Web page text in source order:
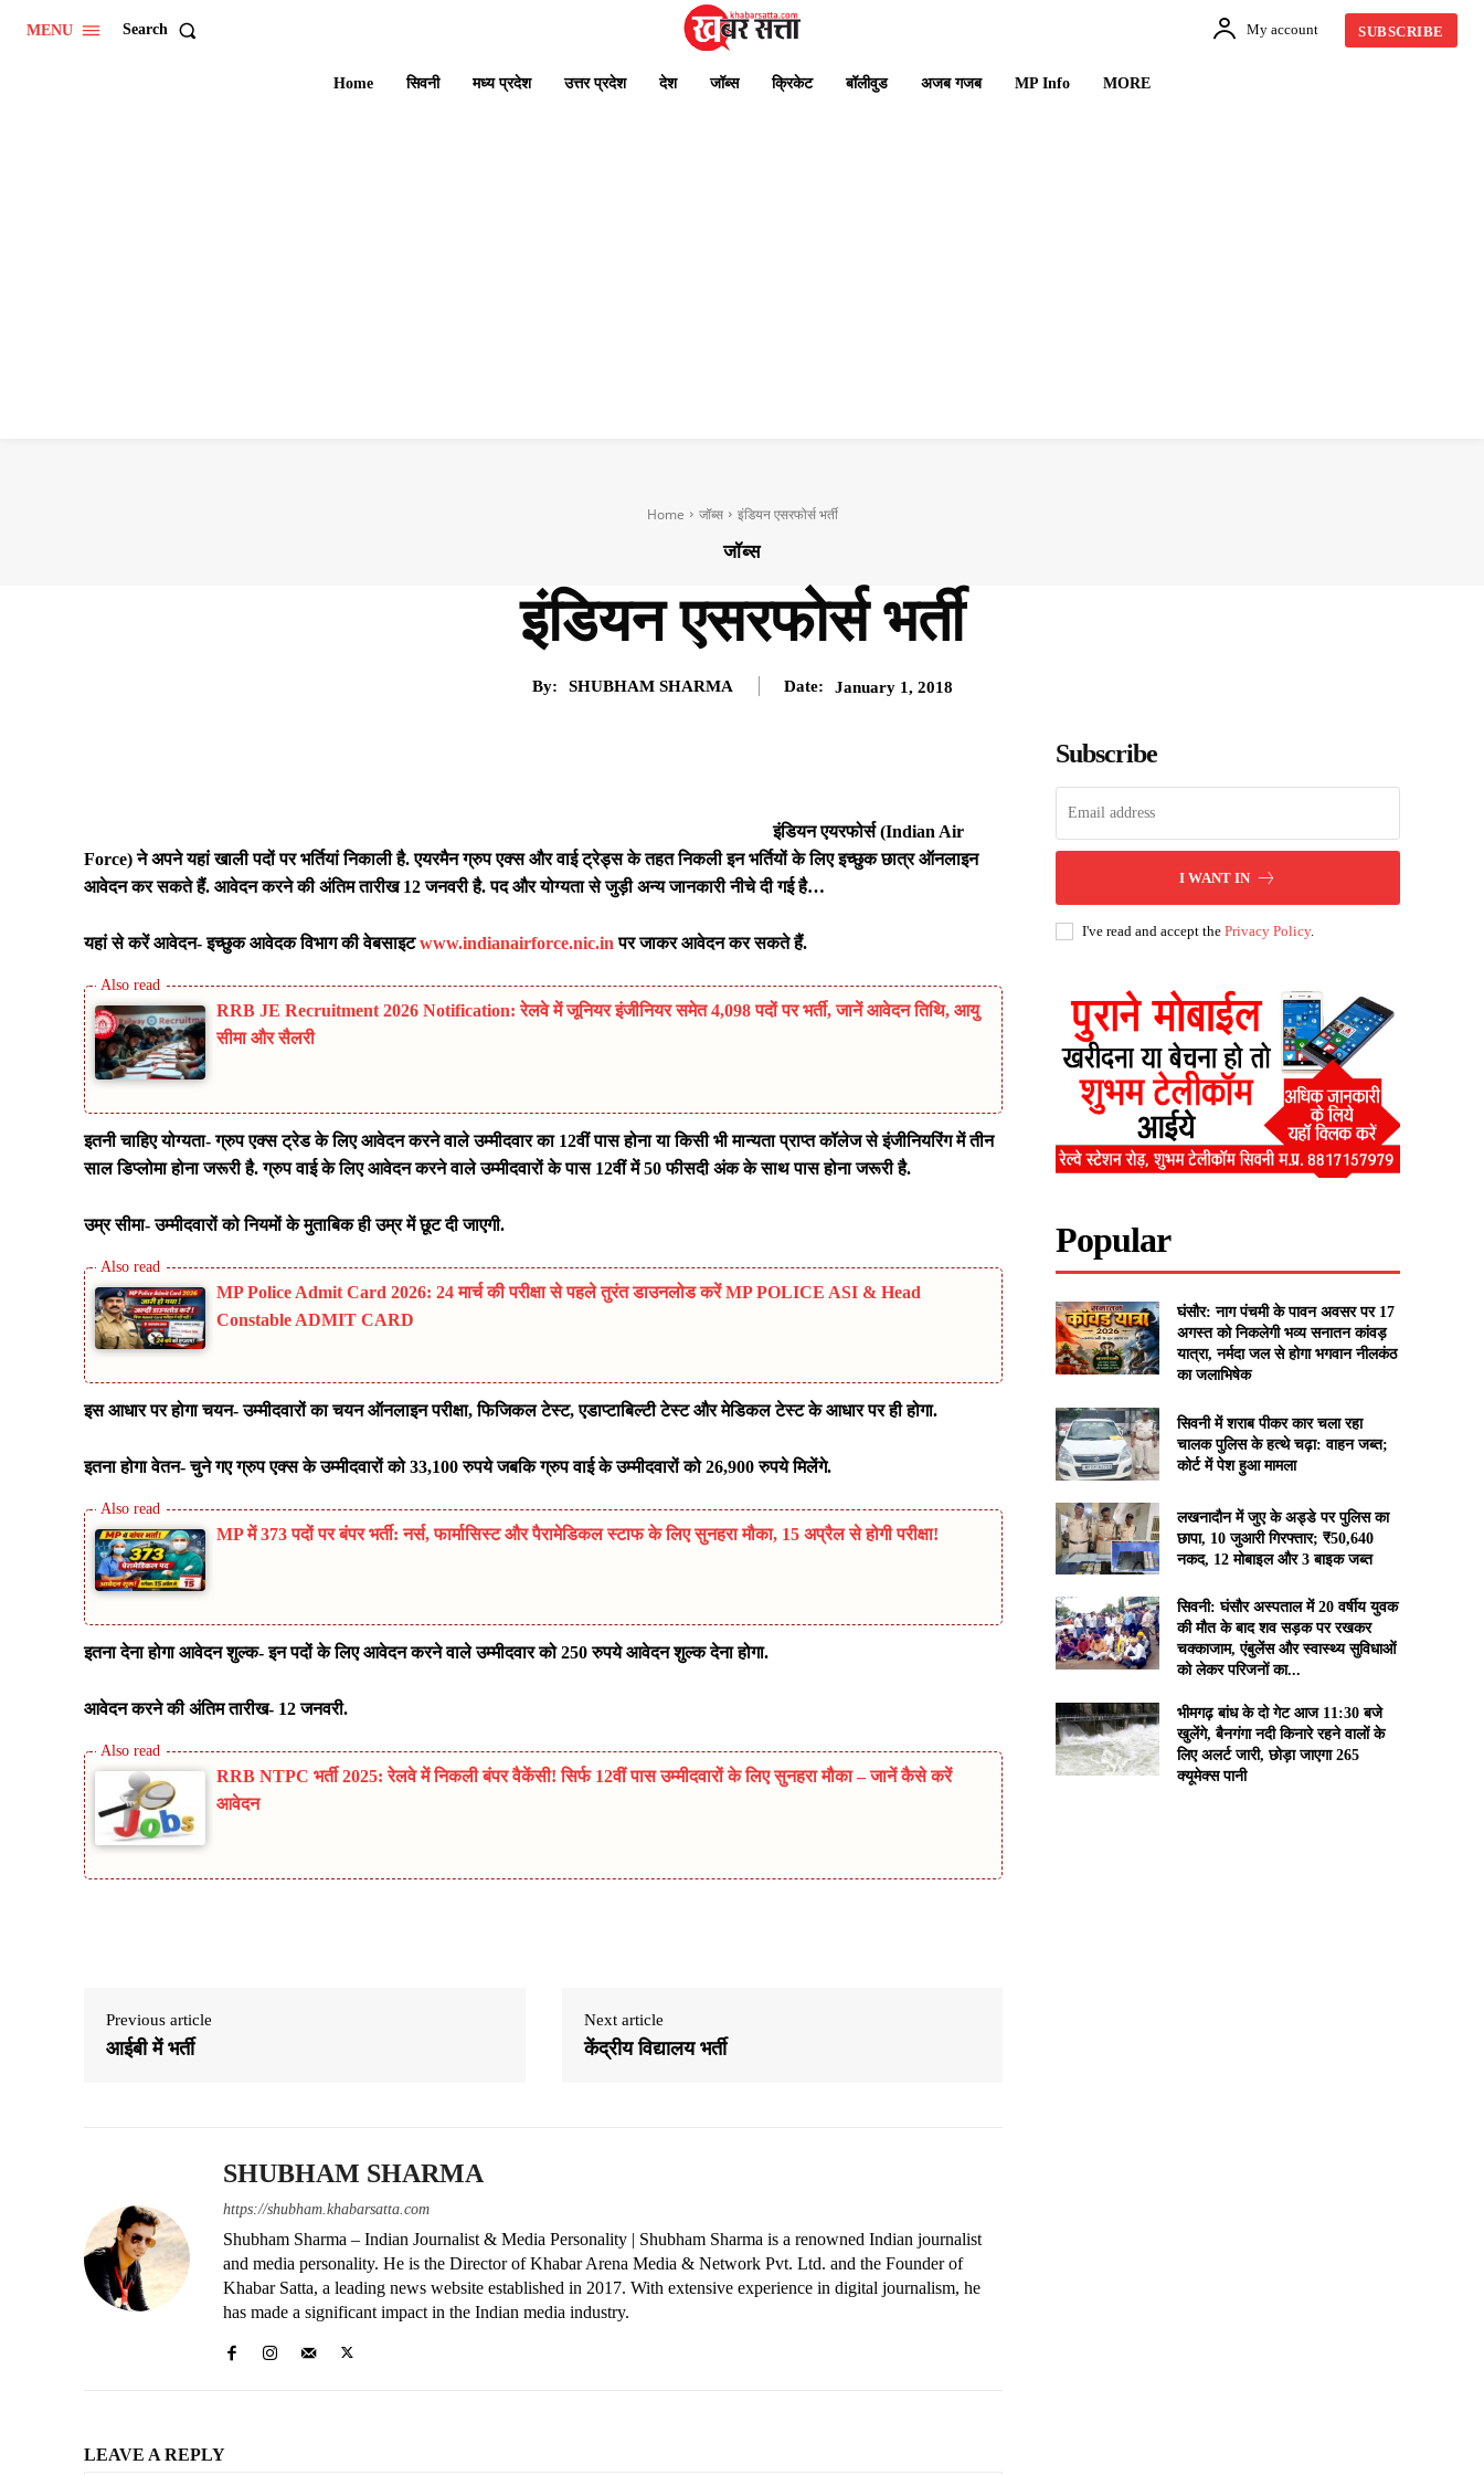
MENU Search My account SUBSCRIBE
Home सिवनी मध्य प्रदेश उत्तर प्रदेश देश जॉब्स क्रिकेट बॉलीवुड अजब गजब MP Info MORE
Home जॉब्स इंडियन एसरफोर्स भर्ती
जॉब्स
इंडियन एसरफोर्स भर्ती
By: SHUBHAM SHARMA Date: January 1, 2018
इंडियन एयरफोर्स (Indian Air
Force)ने अपने यहां खाली पदों पर भर्तियां निकाली है. एयरमैन ग्रुप एक्स और वाई ट्रेड्स के तहत निकली इन भर्तियों के लिए इच्छुक छात्र ऑनलाइन
आवेदन कर सकते हैं. आवेदन करने की अंतिम तारीख 12 जनवरी है. पद और योग्यता से जुड़ी अन्य जानकारी नीचे दी गई है…
यहां से करें आवेदन- इच्छुक आवेदक विभाग की वेबसाइटwww.indianairforce.nic.in पर जाकर आवेदन कर सकते हैं.
RRB JE Recruitment 2026 Notification: रेलवे में जूनियर इंजीनियर समेत 4,098 पदों पर भर्ती, जानें आवेदन तिथि, आयु
सीमा और सैलरी
इतनी चाहिए योग्यता- ग्रुप एक्स ट्रेड के लिए आवेदन करने वाले उम्मीदवार का 12वीं पास होना या किसी भी मान्यता प्राप्त कॉलेज से इंजीनियरिंग में तीन
साल डिप्लोमा होना जरूरी है. ग्रुप वाई के लिए आवेदन करने वाले उम्मीदवारों के पास 12वीं में 50 फीसदी अंक के साथ पास होना जरूरी है.
उम्र सीमा- उम्मीदवारों को नियमों के मुताबिक ही उम्र में छूट दी जाएगी.
MP Police Admit Card 2026: 24 मार्च की परीक्षा से पहले तुरंत डाउनलोड करें MP POLICE ASI & Head
Constable ADMIT CARD
इस आधार पर होगा चयन- उम्मीदवारों का चयन ऑनलाइन परीक्षा,फिजिकल टेस्ट,एडाप्टाबिल्टी टेस्ट और मेडिकल टेस्ट के आधार पर ही होगा.
इतना होगा वेतन- चुने गए ग्रुप एक्स के उम्मीदवारों को 33,100 रुपये जबकि ग्रुप वाई के उम्मीदवारों को 26,900 रुपये मिलेंगे.
MP में 373 पदों पर बंपर भर्ती: नर्स, फार्मासिस्ट और पैरामेडिकल स्टाफ के लिए सुनहरा मौका, 15 अप्रैल से होगी परीक्षा!
इतना देना होगा आवेदन शुल्क- इन पदों के लिए आवेदन करने वाले उम्मीदवार को 250 रुपये आवेदन शुल्क देना होगा.
आवेदन करने की अंतिम तारीख- 12 जनवरी.
RRB NTPC भर्ती 2025: रेलवे में निकली बंपर वैकेंसी! सिर्फ 12वीं पास उम्मीदवारों के लिए सुनहरा मौका – जानें कैसे करें
आवेदन
Previous article
आईबी में भर्ती
Next article
केंद्रीय विद्यालय भर्ती
SHUBHAM SHARMA
https://shubham.khabarsatta.com
Shubham Sharma – Indian Journalist & Media Personality | Shubham Sharma is a renowned Indian journalist
and media personality. He is the Director of Khabar Arena Media & Network Pvt. Ltd. and the Founder of
Khabar Satta, a leading news website established in 2017. With extensive experience in digital journalism, he
has made a significant impact in the Indian media industry.
LEAVE A REPLY
Subscribe
I WANT IN
I've read and accept thePrivacy Policy.
Popular
घंसौर: नाग पंचमी के पावन अवसर पर 17
अगस्त को निकलेगी भव्य सनातन कांवड़
यात्रा, नर्मदा जल से होगा भगवान नीलकंठ
का जलाभिषेक
सिवनी में शराब पीकर कार चला रहा
चालक पुलिस के हत्थे चढ़ा: वाहन जब्त;
कोर्ट में पेश हुआ मामला
लखनादौन में जुए के अड्डे पर पुलिस का
छापा, 10 जुआरी गिरफ्तार; ₹50,640
नकद, 12 मोबाइल और 3 बाइक जब्त
सिवनी: घंसौर अस्पताल में 20 वर्षीय युवक
की मौत के बाद शव सड़क पर रखकर
चक्काजाम, एंबुलेंस और स्वास्थ्य सुविधाओं
को लेकर परिजनों का...
भीमगढ़ बांध के दो गेट आज 11:30 बजे
खुलेंगे, बैनगंगा नदी किनारे रहने वालों के
लिए अलर्ट जारी, छोड़ा जाएगा 265
क्यूमेक्स पानी